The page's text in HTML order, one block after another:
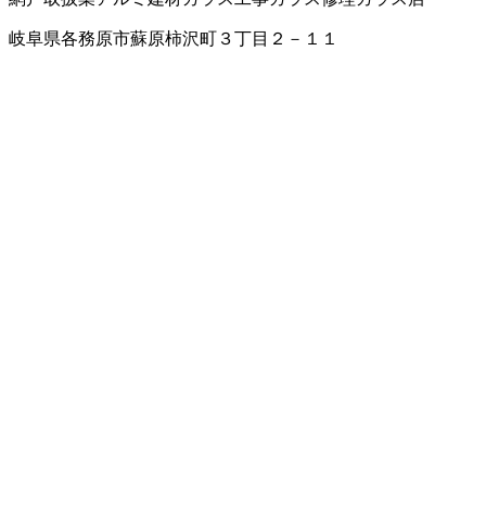
岐阜県各務原市蘇原柿沢町３丁目２－１１